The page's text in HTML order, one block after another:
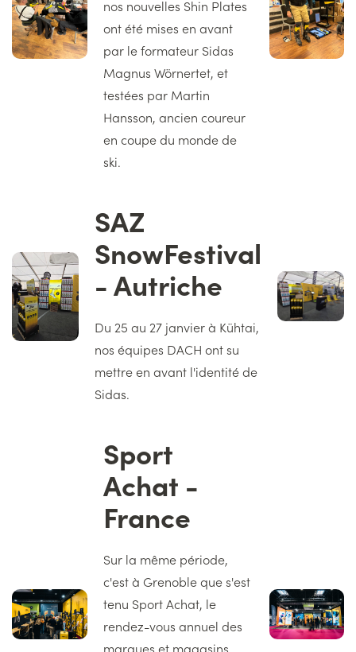
nos nouvelles Shin Plates
ont été mises en avant
par le formateur Sidas
Magnus Wörnertet, et
testées par Martin
Hansson, ancien coureur
en coupe du monde de
ski.
Image
gauche
Titre
SAZ
SnowFestival
- Autriche
Texte
Du 25 au 27 janvier à Kühtai,
nos équipes DACH ont su
mettre en avant l'identité de
Sidas.
Image
droite
Image
gauche
Titre
Sport
Achat -
France
Texte
Sur la même période,
c'est à Grenoble que s'est
tenu Sport Achat, le
rendez-vous annuel des
marques et magasins
Image
droite